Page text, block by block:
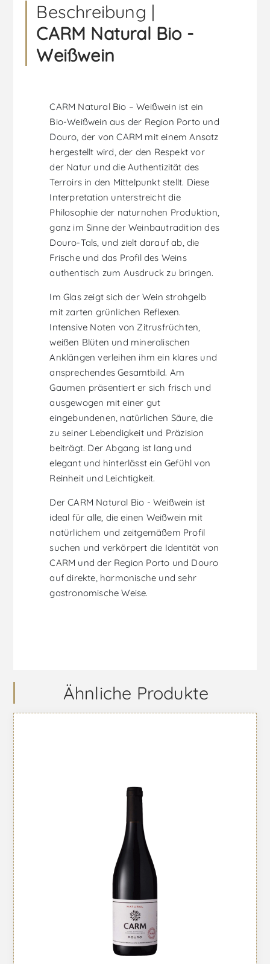
Beschreibung |
CARM Natural Bio -
Weißwein
CARM Natural Bio – Weißwein ist ein
Bio-Weißwein aus der Region Porto und
Douro, der von CARM mit einem Ansatz
hergestellt wird, der den Respekt vor
der Natur und die Authentizität des
Terroirs in den Mittelpunkt stellt. Diese
Interpretation unterstreicht die
Philosophie der naturnahen Produktion,
ganz im Sinne der Weinbautradition des
Douro-Tals, und zielt darauf ab, die
Frische und das Profil des Weins
authentisch zum Ausdruck zu bringen.
Im Glas zeigt sich der Wein strohgelb
mit zarten grünlichen Reflexen.
Intensive Noten von Zitrusfrüchten,
weißen Blüten und mineralischen
Anklängen verleihen ihm ein klares und
ansprechendes Gesamtbild. Am
Gaumen präsentiert er sich frisch und
ausgewogen mit einer gut
eingebundenen, natürlichen Säure, die
zu seiner Lebendigkeit und Präzision
beiträgt. Der Abgang ist lang und
elegant und hinterlässt ein Gefühl von
Reinheit und Leichtigkeit.
Der CARM Natural Bio - Weißwein ist
ideal für alle, die einen Weißwein mit
natürlichem und zeitgemäßem Profil
suchen und verkörpert die Identität von
CARM und der Region Porto und Douro
auf direkte, harmonische und sehr
gastronomische Weise.
Ähnliche Produkte